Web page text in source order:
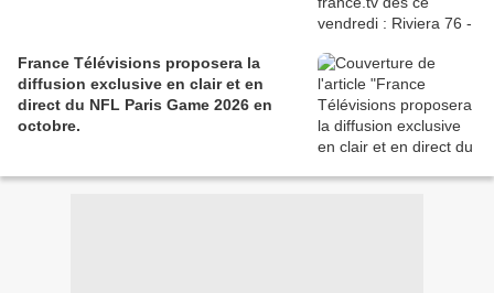
France Télévisions proposera la
diffusion exclusive en clair et en
direct du NFL Paris Game 2026 en
octobre.